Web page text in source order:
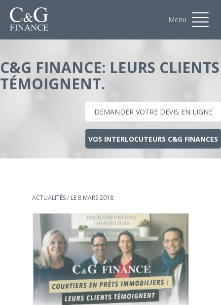
Menu
C&G FINANCE: LEURS CLIENTS
TÉMOIGNENT.
DEMANDER VOTRE DEVIS EN LIGNE
VOS INTERLOCUTEURS C&G FINANCES
ACTUALITÉS/ LE 8 MARS 2018